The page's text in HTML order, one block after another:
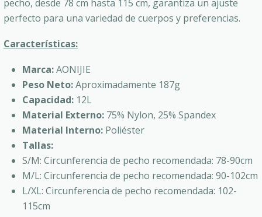
pecho, desde 78 cm hasta 115 cm, garantiza un ajuste
perfecto para una variedad de cuerpos y preferencias.
Características:
Marca:AONIJIE
Peso Neto:Aproximadamente 187g
Capacidad: 12L
Material Externo: 75% Nylon, 25% Spandex
Material Interno: Poliéster
Tallas:
S/M: Circunferencia de pecho recomendada: 78-90cm
M/L: Circunferencia de pecho recomendada: 90-102cm
L/XL: Circunferencia de pecho recomendada: 102-
115cm